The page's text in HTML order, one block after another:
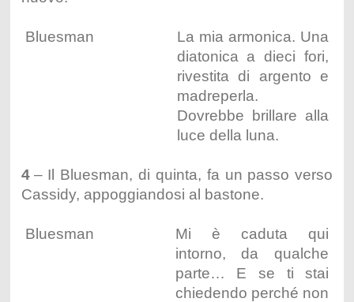
Bluesman
La mia armonica. Una
diatonica a dieci fori,
rivestita di argento e
madreperla.
Dovrebbe brillare alla
luce della luna.
4 – Il Bluesman, di quinta, fa un passo verso
Cassidy, appoggiandosi al bastone.
Bluesman
Mi è caduta qui
intorno, da qualche
parte… E se ti stai
chiedendo perché non